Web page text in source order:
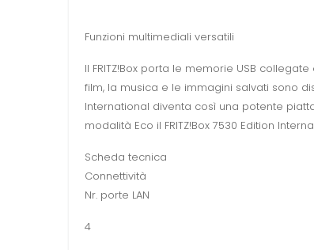
Funzioni multimediali versatili
Il FRITZ!Box porta le memorie USB
film, la musica e le immagini salvati sono
International diventa così una potente
modalità Eco il FRITZ!Box 7530 Edition
Scheda tecnica
Connettività
Nr. porte LAN
4